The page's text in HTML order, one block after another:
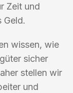
Zeit und
Geld.
wissen, wie
sicher
stellen wir
und